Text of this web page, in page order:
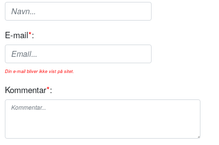
E-mail*:
Din e-mail bliver ikke vist på sitet.
Kommentar*: